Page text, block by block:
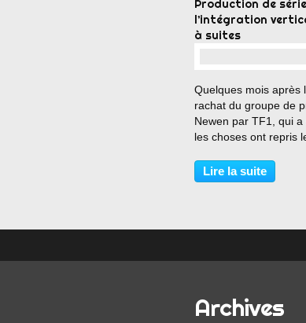
Production de
l’intégration
à suites
Quelques mois après
rachat du groupe de
Newen par TF1, qui a
les choses ont repris
relations avec le
situation générale
Lire la suite
Archives